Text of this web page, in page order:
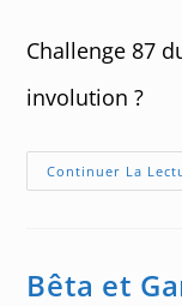
Challenge 87
involution ?
Continuer La
Bêta et